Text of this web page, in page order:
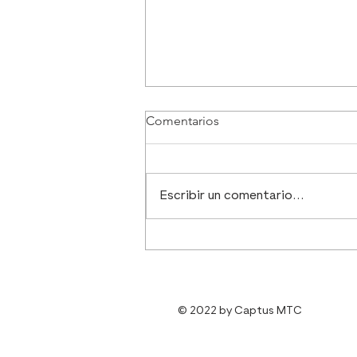
Comentarios
Escribir un comentario...
© 2022 by Captus MTC